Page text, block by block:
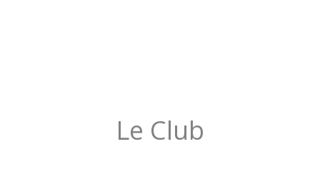
Le Club